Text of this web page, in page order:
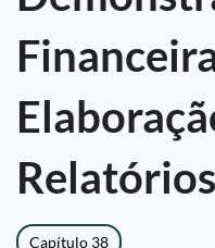
Capítulo 38